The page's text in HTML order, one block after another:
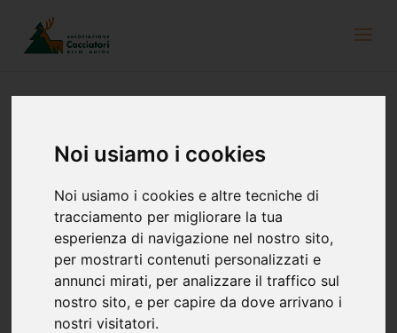
Noi usiamo i cookies
Noi usiamo i cookies e altre tecniche di
tracciamento per migliorare la tua
esperienza di navigazione nel nostro sito,
per mostrarti contenuti personalizzati e
annunci mirati, per analizzare il traffico sul
nostro sito, e per capire da dove arrivano i
nostri visitatori.
NOVITA’ nello Zaino del Cacciatore:
Swarovski Optik
21 novembre 2024